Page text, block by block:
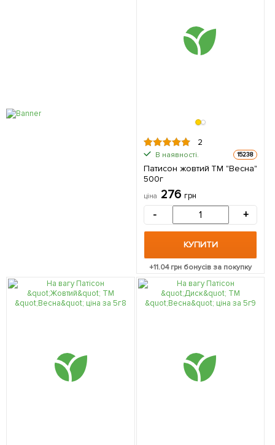
2
В наявності. 15238
Патисон жовтий ТМ "Весна"
500г
ціна 276 грн
- +
КУПИТИ
+11.04грн бонусів за покупку